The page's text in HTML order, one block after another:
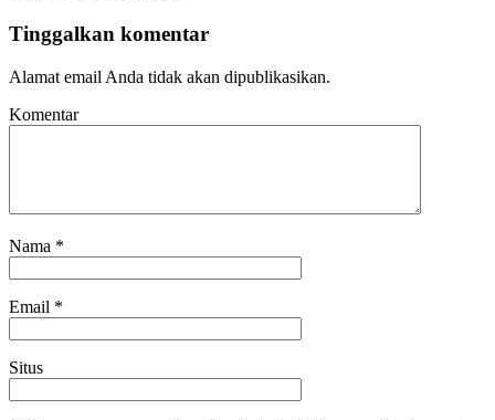
Tinggalkan komentar
Alamat email Anda tidak akan dipublikasikan.
Komentar
Nama *
Email *
Situs